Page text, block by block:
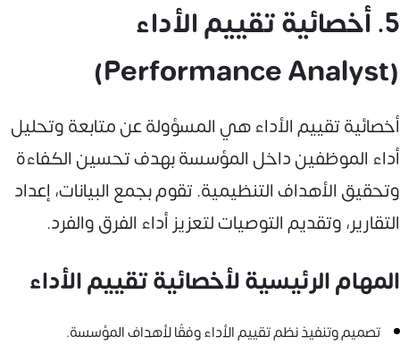
5. أخصائية تقييم الأداء
(Performance Analyst)
أخصائية تقييم الأداء هي المسؤولة عن متابعة وتحليل
أداء الموظفين داخل المؤسسة بهدف تحسين الكفاءة
وتحقيق الأهداف التنظيمية. تقوم بجمع البيانات، إعداد
التقارير، وتقديم التوصيات لتعزيز أداء الفرق والفرد.
المهام الرئيسية لأخصائية تقييم الأداء
تصميم وتنفيذ نظم تقييم الأداء وفقًا لأهداف المؤسسة.